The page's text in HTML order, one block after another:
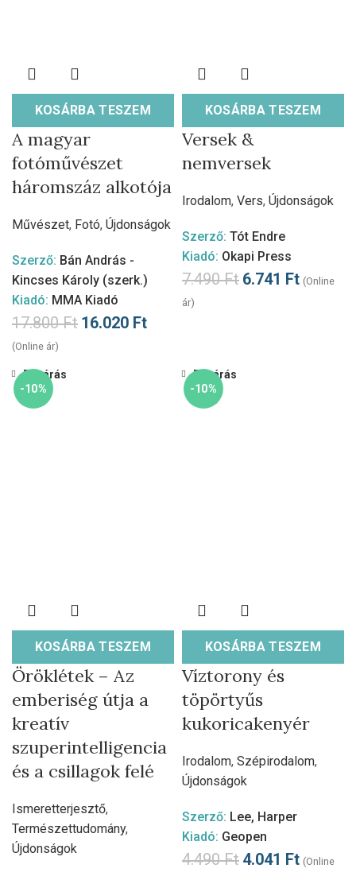
KOSÁRBA TESZEM
A magyar
fotóművészet
háromszáz alkotója
Művészet, Fotó, Újdonságok
Szerző: Bán András -
Kincses Károly (szerk.)
Kiadó: MMA Kiadó
17.800Ft 16.020 Ft
(Online ár)
KOSÁRBA TESZEM
Versek &
nemversek
Irodalom, Vers, Újdonságok
Szerző: Tót Endre
Kiadó: Okapi Press
7.490Ft 6.741 Ft (Online
ár)
-10%
KOSÁRBA TESZEM
Bezárás
Öröklétek – Az
emberiség útja a
kreatív
szuperintelligencia
és a csillagok felé
Ismeretterjesztő,
Természettudomány,
Újdonságok
-10%
KOSÁRBA TESZEM
Bezárás
Víztorony és
töpörtyűs
kukoricakenyér
Irodalom, Szépirodalom,
Újdonságok
Szerző: Lee, Harper
Kiadó: Geopen
4.490Ft 4.041 Ft (Online